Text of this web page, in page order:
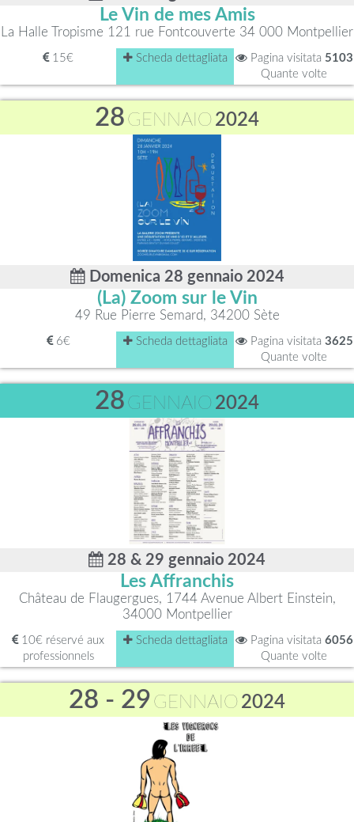
Le Vin de mes Amis
La Halle Tropisme 121 rue Fontcouverte 34 000 Montpellier
15€ Scheda dettagliata Pagina visitata 5103
Quante volte
28 GENNAIO 2024
Domenica 28 gennaio 2024
(La) Zoom sur le Vin
49 Rue Pierre Semard, 34200 Sète
6€ Scheda dettagliata Pagina visitata 3625
Quante volte
28 GENNAIO 2024
28 & 29 gennaio 2024
Les Affranchis
Château de Flaugergues, 1744 Avenue Albert Einstein,
34000 Montpellier
10€ réservé aux
professionnels
Scheda dettagliata Pagina visitata 6056
Quante volte
28 - 29 GENNAIO 2024